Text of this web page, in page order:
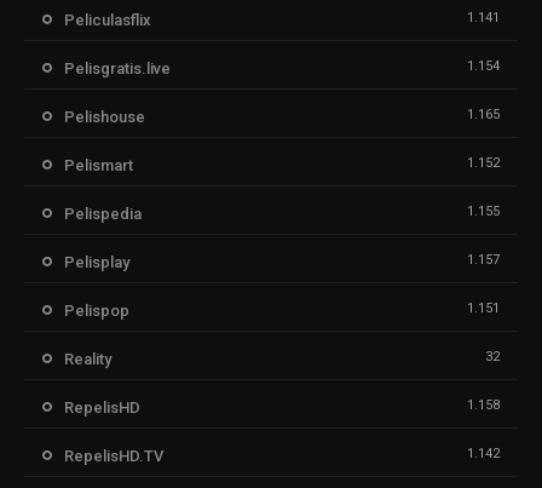
Peliculasflix 1.141
Pelisgratis.live 1.154
Pelishouse 1.165
Pelismart 1.152
Pelispedia 1.155
Pelisplay 1.157
Pelispop 1.151
Reality 32
RepelisHD 1.158
RepelisHD.TV 1.142